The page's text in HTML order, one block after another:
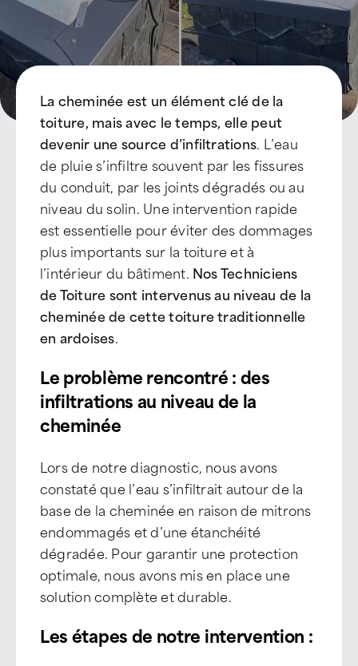
La cheminée est un élément clé de la
toiture, mais avec le temps, elle peut
devenir une source d’infiltrations. L’eau
de pluie s’infiltre souvent par les fissures
du conduit, par les joints dégradés ou au
niveau du solin. Une intervention rapide
est essentielle pour éviter des dommages
plus importants sur la toiture et à
l’intérieur du bâtiment. Nos Techniciens
de Toiture sont intervenus au niveau de la
cheminée de cette toiture traditionnelle
en ardoises.
Le problème rencontré : des
infiltrations au niveau de la
cheminée
Lors de notre diagnostic, nous avons
constaté que l’eau s’infiltrait autour de la
base de la cheminée en raison de mitrons
endommagés et d’une étanchéité
dégradée. Pour garantir une protection
optimale, nous avons mis en place une
solution complète et durable.
Les étapes de notre intervention :